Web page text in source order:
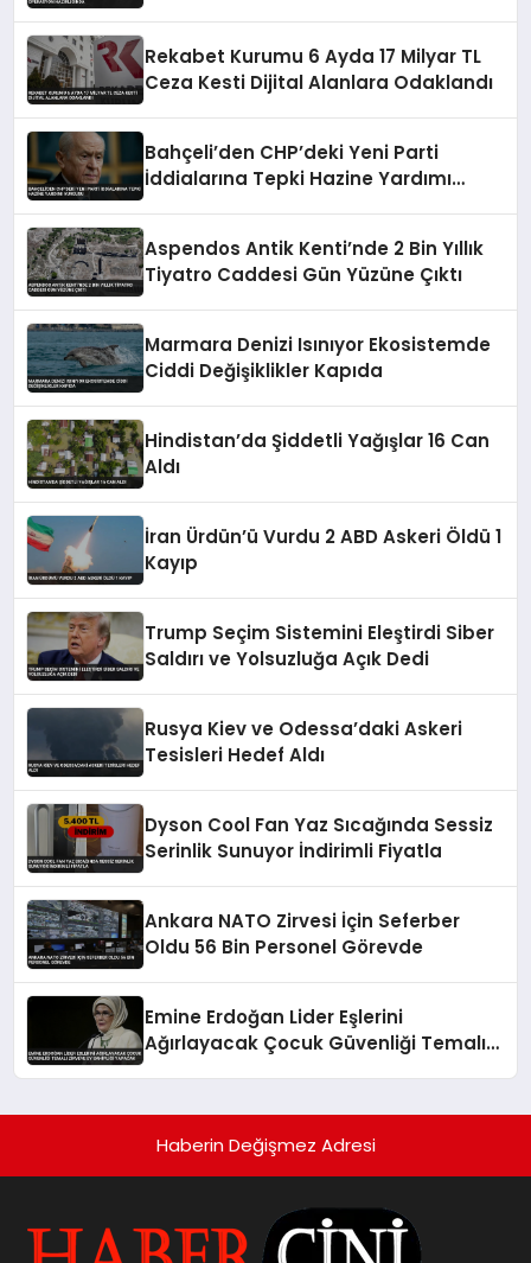
Rekabet Kurumu 6 Ayda 17 Milyar TL
Ceza Kesti Dijital Alanlara Odaklandı
Bahçeli’den CHP’deki Yeni Parti
İddialarına Tepki Hazine Yardımı
Aspendos Antik Kenti’nde 2 Bin Yıllık
Tiyatro Caddesi Gün Yüzüne Çıktı
Marmara Denizi Isınıyor Ekosistemde
Ciddi Değişiklikler Kapıda
Hindistan’da Şiddetli Yağışlar 16 Can
Aldı
İran Ürdün’ü Vurdu 2 ABD Askeri Öldü 1
Kayıp
Trump Seçim Sistemini Eleştirdi Siber
Saldırı ve Yolsuzluğa Açık Dedi
Rusya Kiev ve Odessa’daki Askeri
Tesisleri Hedef Aldı
Dyson Cool Fan Yaz Sıcağında Sessiz
Serinlik Sunuyor İndirimli Fiyatla
Ankara NATO Zirvesi İçin Seferber
Oldu 56 Bin Personel Görevde
Emine Erdoğan Lider Eşlerini
Ağırlayacak Çocuk Güvenliği Temalı
Haberin Değişmez Adresi